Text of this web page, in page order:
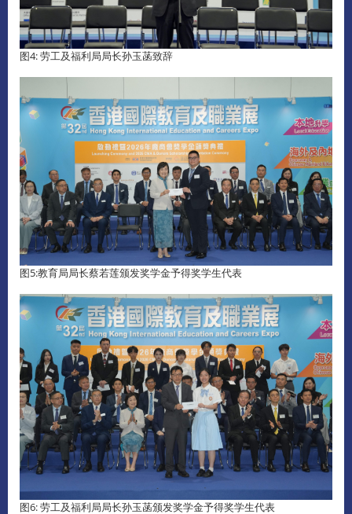
图4: 劳工及福利局局长孙玉菡致辞
图5:教育局局长蔡若莲颁发奖学金予得奖学生代表
图6: 劳工及福利局局长孙玉菡颁发奖学金予得奖学生代表